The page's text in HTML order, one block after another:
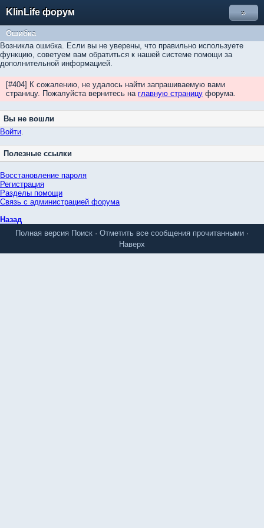
KlinLife форум »
Ошибка
Возникла ошибка. Если вы не уверены, что правильно используете
функцию, советуем вам обратиться к нашей системе помощи за
дополнительной информацией.
[#404] К сожалению, не удалось найти запрашиваемую вами
страницу. Пожалуйста вернитесь на главную страницу форума.
Вы не вошли
Войти.
Полезные ссылки
Восстановление пароля
Регистрация
Разделы помощи
Связь с администрацией форума
Назад
Полная версия Поиск · Отметить все сообщения прочитанными ·
Наверх